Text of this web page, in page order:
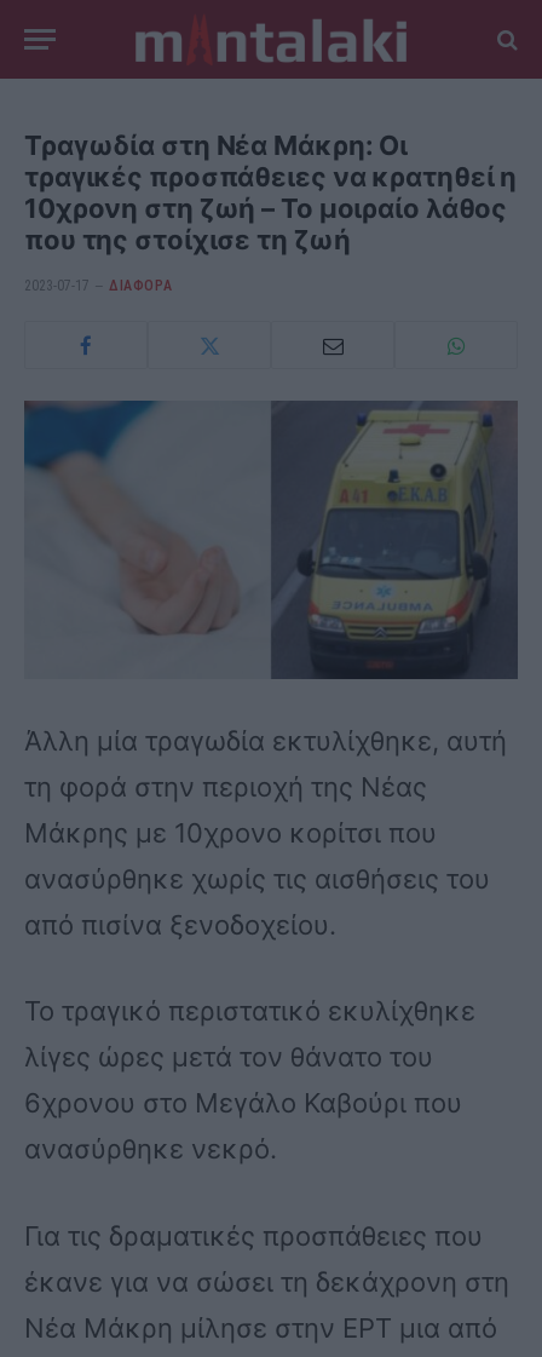
Τραγωδία στη Νέα Μάκρη: Οι
τραγικές προσπάθειες να κρατηθεί η
10χρονη στη ζωή – Το μοιραίο λάθος
που της στοίχισε τη ζωή
2023-07-17 ΔΙΆΦΟΡΑ
Άλλη μία τραγωδία εκτυλίχθηκε, αυτή
τη φορά στην περιοχή της Νέας
Μάκρης με 10χρονο κορίτσι που
ανασύρθηκε χωρίς τις αισθήσεις του
από πισίνα ξενοδοχείου.
Το τραγικό περιστατικό εκυλίχθηκε
λίγες ώρες μετά τον θάνατο του
6χρονου στο Μεγάλο Καβούρι που
ανασύρθηκε νεκρό.
Για τις δραματικές προσπάθειες που
έκανε για να σώσει τη δεκάχρονη στη
Νέα Μάκρη μίλησε στην ΕΡΤ μια από